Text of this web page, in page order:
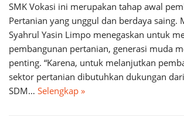
SMK Vokasi ini merupakan tahap awal
Pertanian yang unggul dan berdaya saing.
Syahrul Yasin Limpo menegaskan untuk
pembangunan pertanian, generasi muda
penting. “Karena, untuk melanjutkan
sektor pertanian dibutuhkan dukungan dari
SDM… Selengkap »